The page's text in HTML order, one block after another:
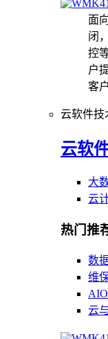
面
闭
控
户
客
云软件技
云软
大
云
热门推
数
维
云